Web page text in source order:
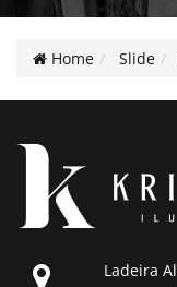
Home Slide
Ladeira